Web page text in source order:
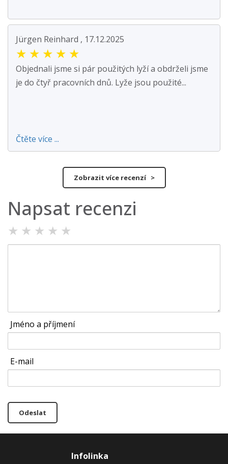
Jürgen Reinhard , 17.12.2025
★ ★ ★ ★ ★
Objednali jsme si pár použitých lyží a obdrželi jsme
je do čtyř pracovních dnů. Lyže jsou použité...
Čtěte více ...
Zobrazit více recenzí >
Napsat recenzi
★ ★ ★ ★ ★
Jméno a příjmení
E-mail
Odeslat
Infolinka